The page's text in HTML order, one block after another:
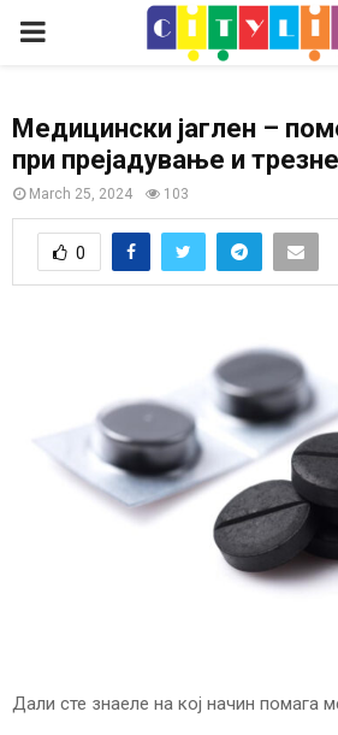
P
I
M
A
Медицински јаглен –
при прејадување и
March 25, 2024 103
0
Дали сте знаеле на кој начин помага